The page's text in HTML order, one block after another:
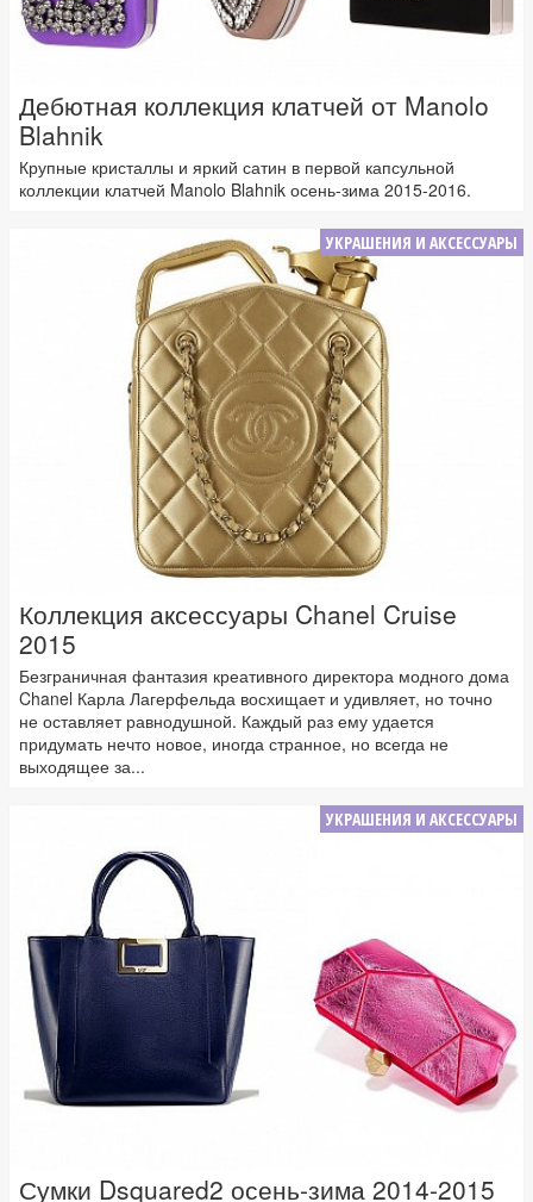
Дебютная коллекция клатчей от Manolo
Blahnik
Крупные кристаллы и яркий сатин в первой капсульной
коллекции клатчей Manolo Blahnik осень-зима 2015-2016.
УКРАШЕНИЯ И АКСЕССУАРЫ
Коллекция аксессуары Chanel Cruise
2015
Безграничная фантазия креативного директора модного дома
Chanel Карла Лагерфельда восхищает и удивляет, но точно
не оставляет равнодушной. Каждый раз ему удается
придумать нечто новое, иногда странное, но всегда не
выходящее за...
УКРАШЕНИЯ И АКСЕССУАРЫ
Сумки Dsquared2 осень-зима 2014-2015